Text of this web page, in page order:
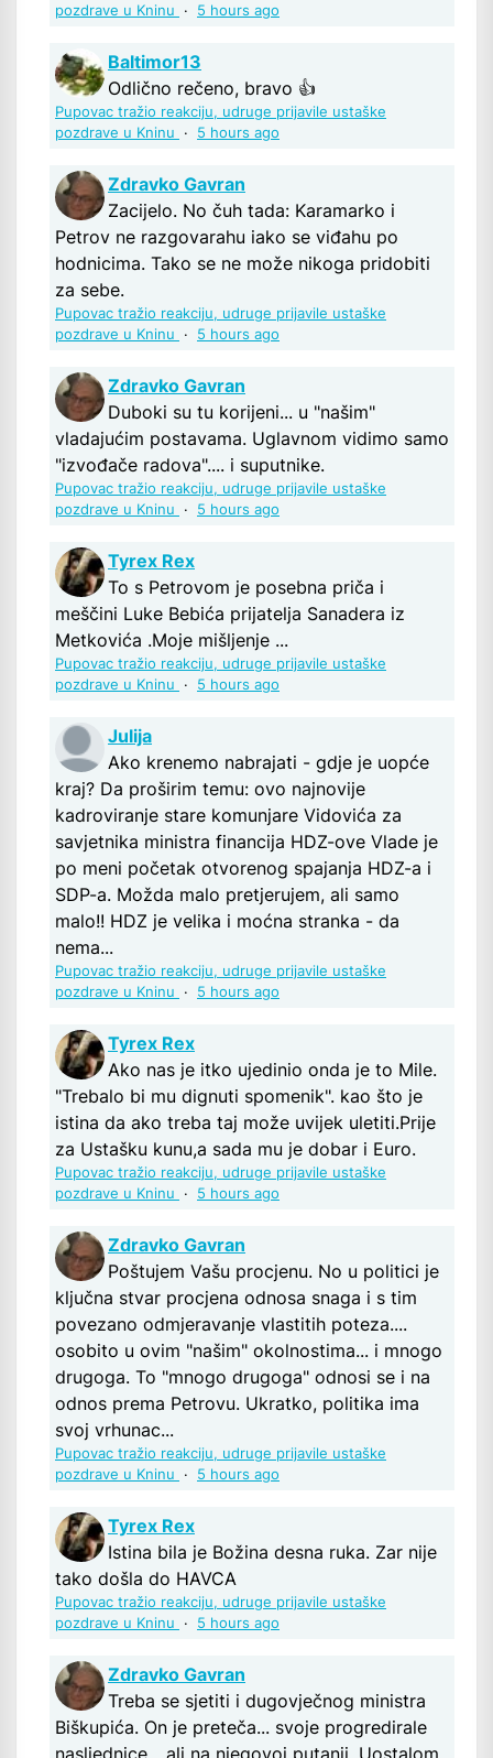
pozdrave u Kninu
· 5 hours ago
Baltimor13
Odlično rečeno, bravo 👍
Pupovac tražio reakciju, udruge prijavile ustaške
pozdrave u Kninu
· 5 hours ago
Zdravko Gavran
Zacijelo. No čuh tada: Karamarko i
Petrov ne razgovarahu iako se viđahu po
hodnicima. Tako se ne može nikoga pridobiti
za sebe.
Pupovac tražio reakciju, udruge prijavile ustaške
pozdrave u Kninu
· 5 hours ago
Zdravko Gavran
Duboki su tu korijeni... u "našim"
vladajućim postavama. Uglavnom vidimo samo
"izvođače radova".... i suputnike.
Pupovac tražio reakciju, udruge prijavile ustaške
pozdrave u Kninu
· 5 hours ago
Tyrex Rex
To s Petrovom je posebna priča i
meščini Luke Bebića prijatelja Sanadera iz
Metkovića .Moje mišljenje ...
Pupovac tražio reakciju, udruge prijavile ustaške
pozdrave u Kninu
· 5 hours ago
Julija
Ako krenemo nabrajati - gdje je uopće
kraj? Da proširim temu: ovo najnovije
kadroviranje stare komunjare Vidovića za
savjetnika ministra financija HDZ-ove Vlade je
po meni početak otvorenog spajanja HDZ-a i
SDP-a. Možda malo pretjerujem, ali samo
malo!! HDZ je velika i moćna stranka - da
nema...
Pupovac tražio reakciju, udruge prijavile ustaške
pozdrave u Kninu
· 5 hours ago
Tyrex Rex
Ako nas je itko ujedinio onda je to Mile.
"Trebalo bi mu dignuti spomenik". kao što je
istina da ako treba taj može uvijek uletiti.Prije
za Ustašku kunu,a sada mu je dobar i Euro.
Pupovac tražio reakciju, udruge prijavile ustaške
pozdrave u Kninu
· 5 hours ago
Zdravko Gavran
Poštujem Vašu procjenu. No u politici je
ključna stvar procjena odnosa snaga i s tim
povezano odmjeravanje vlastitih poteza....
osobito u ovim "našim" okolnostima... i mnogo
drugoga. To "mnogo drugoga" odnosi se i na
odnos prema Petrovu. Ukratko, politika ima
svoj vrhunac...
Pupovac tražio reakciju, udruge prijavile ustaške
pozdrave u Kninu
· 5 hours ago
Tyrex Rex
Istina bila je Božina desna ruka. Zar nije
tako došla do HAVCA
Pupovac tražio reakciju, udruge prijavile ustaške
pozdrave u Kninu
· 5 hours ago
Zdravko Gavran
Treba se sjetiti i dugovječnog ministra
Biškupića. On je preteča... svoje progredirale